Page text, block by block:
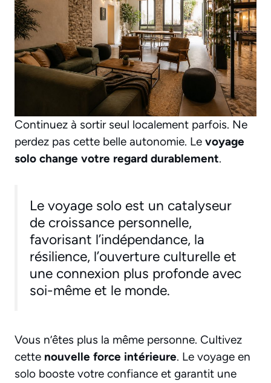
Continuez à sortir seul localement parfois. Ne
perdez pas cette belle autonomie. Le voyage
solo change votre regard durablement.
Le voyage solo est un catalyseur
de croissance personnelle,
favorisant l’indépendance, la
résilience, l’ouverture culturelle et
une connexion plus profonde avec
soi-même et le monde.
Vous n’êtes plus la même personne. Cultivez
cette nouvelle force intérieure. Le voyage en
solo booste votre confiance et garantit une